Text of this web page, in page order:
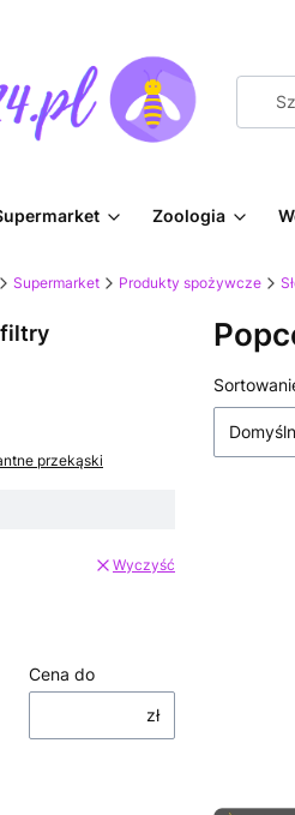
Zoologia
Supermarket Produkty spożywcze
filtry
przekąski
Wyczyść
Cena do
zł
Lista